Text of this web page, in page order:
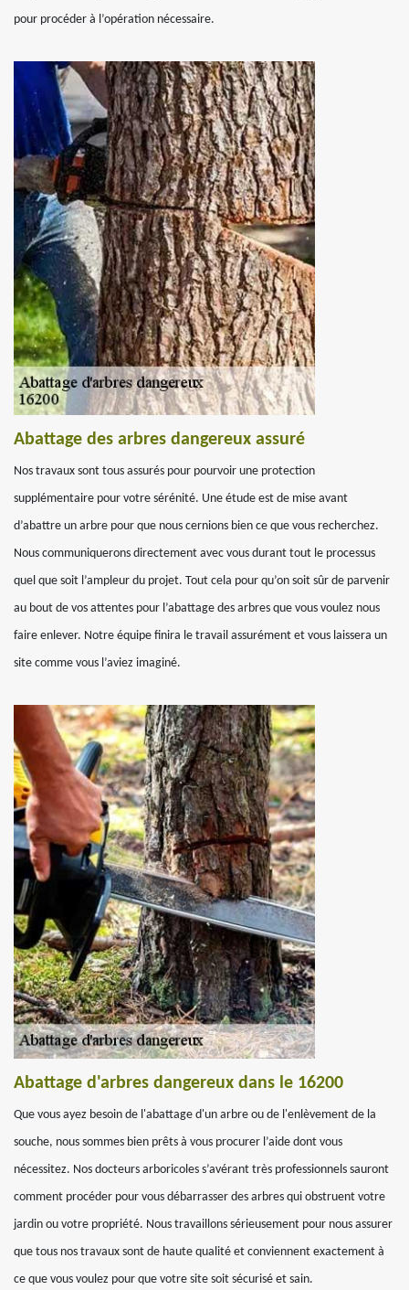
pour procéder à l’opération nécessaire.
Abattage des arbres dangereux assuré
Nos travaux sont tous assurés pour pourvoir une protection
supplémentaire pour votre sérénité. Une étude est de mise avant
d’abattre un arbre pour que nous cernions bien ce que vous recherchez.
Nous communiquerons directement avec vous durant tout le processus
quel que soit l’ampleur du projet. Tout cela pour qu’on soit sûr de parvenir
au bout de vos attentes pour l’abattage des arbres que vous voulez nous
faire enlever. Notre équipe finira le travail assurément et vous laissera un
site comme vous l’aviez imaginé.
Abattage d'arbres dangereux dans le 16200
Que vous ayez besoin de l'abattage d'un arbre ou de l'enlèvement de la
souche, nous sommes bien prêts à vous procurer l’aide dont vous
nécessitez. Nos docteurs arboricoles s’avérant très professionnels sauront
comment procéder pour vous débarrasser des arbres qui obstruent votre
jardin ou votre propriété. Nous travaillons sérieusement pour nous assurer
que tous nos travaux sont de haute qualité et conviennent exactement à
ce que vous voulez pour que votre site soit sécurisé et sain.